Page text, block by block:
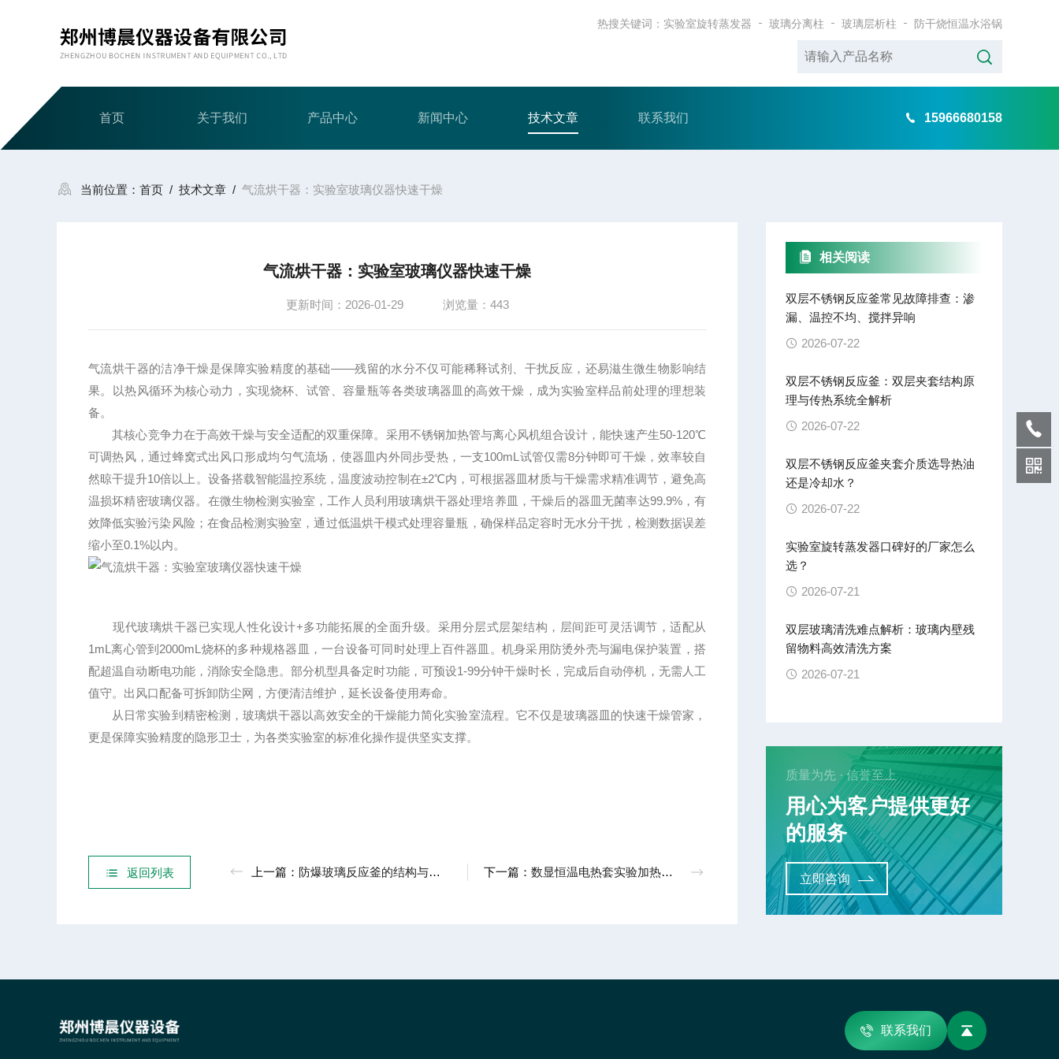
热搜关键词： 实验室旋转蒸发器 玻璃分离柱 玻璃层析柱 防干烧恒温水浴锅
首页 关于我们 产品中心 新闻中心 技术文章 联系我们 15966680158
当前位置： 首页 / 技术文章 / 气流烘干器：实验室玻璃仪器快速干燥
气流烘干器：实验室玻璃仪器快速干燥
更新时间：2026-01-29 浏览量：443
气流烘干器的洁净干燥是保障实验精度的基础——残留的水分不仅可能稀释试剂、干扰反应，还易滋生微生物影响结
果。以热风循环为核心动力，实现烧杯、试管、容量瓶等各类玻璃器皿的高效干燥，成为实验室样品前处理的理想装
备。
其核心竞争力在于高效干燥与安全适配的双重保障。采用不锈钢加热管与离心风机组合设计，能快速产生50-120℃
可调热风，通过蜂窝式出风口形成均匀气流场，使器皿内外同步受热，一支100mL试管仅需8分钟即可干燥，效率较自
然晾干提升10倍以上。设备搭载智能温控系统，温度波动控制在±2℃内，可根据器皿材质与干燥需求精准调节，避免高
温损坏精密玻璃仪器。在微生物检测实验室，工作人员利用玻璃烘干器处理培养皿，干燥后的器皿无菌率达99.9%，有
效降低实验污染风险；在食品检测实验室，通过低温烘干模式处理容量瓶，确保样品定容时无水分干扰，检测数据误差
缩小至0.1%以内。
现代玻璃烘干器已实现人性化设计+多功能拓展的全面升级。采用分层式层架结构，层间距可灵活调节，适配从
1mL离心管到2000mL烧杯的多种规格器皿，一台设备可同时处理上百件器皿。机身采用防烫外壳与漏电保护装置，搭
配超温自动断电功能，消除安全隐患。部分机型具备定时功能，可预设1-99分钟干燥时长，完成后自动停机，无需人工
值守。出风口配备可拆卸防尘网，方便清洁维护，延长设备使用寿命。
从日常实验到精密检测，玻璃烘干器以高效安全的干燥能力简化实验室流程。它不仅是玻璃器皿的快速干燥管家，
更是保障实验精度的隐形卫士，为各类实验室的标准化操作提供坚实支撑。
返回列表 上一篇： 防爆玻璃反应釜的结构与设计一起了解下 下一篇： 数显恒温电热套实验加热设备
相关阅读
双层不锈钢反应釜常见故障排查：渗
漏、温控不均、搅拌异响
2026-07-22
双层不锈钢反应釜：双层夹套结构原
理与传热系统全解析
2026-07-22
双层不锈钢反应釜夹套介质选导热油
还是冷却水？
2026-07-22
实验室旋转蒸发器口碑好的厂家怎么
选？
2026-07-21
双层玻璃清洗难点解析：玻璃内壁残
留物料高效清洗方案
2026-07-21
质量为先 · 信誉至上
用心为客户提供更好
的服务
立即咨询
联系我们